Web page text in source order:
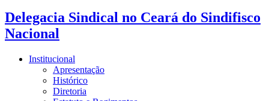
Delegacia Sindical no Ceará do Sindifisco
Nacional
Institucional
Apresentação
Histórico
Diretoria